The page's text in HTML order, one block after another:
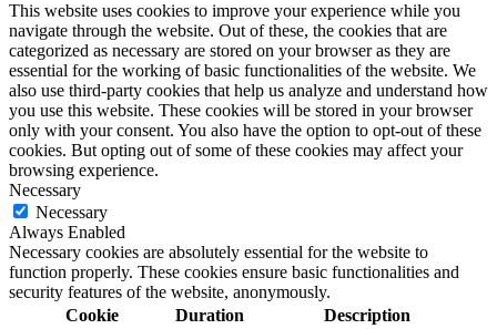
This website uses cookies to improve your experience while you
navigate through the website. Out of these, the cookies that are
categorized as necessary are stored on your browser as they are
essential for the working of basic functionalities of the website. We
also use third-party cookies that help us analyze and understand how
you use this website. These cookies will be stored in your browser
only with your consent. You also have the option to opt-out of these
cookies. But opting out of some of these cookies may affect your
browsing experience.
Necessary
Necessary
Always Enabled
Necessary cookies are absolutely essential for the website to
function properly. These cookies ensure basic functionalities and
security features of the website, anonymously.
Cookie
Duration Description